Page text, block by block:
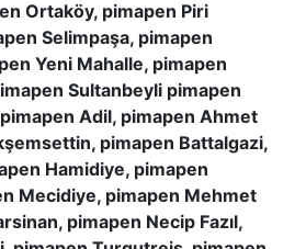
Ortaköy, pimapen Piri
Selimpaşa, pimapen
Yeni Mahalle, pimapen
Sultanbeyli pimapen
Adil, pimapen Ahmet
pimapen Battalgazi,
Hamidiye, pimapen
Mecidiye, pimapen Mehmet
pimapen Necip Fazıl,